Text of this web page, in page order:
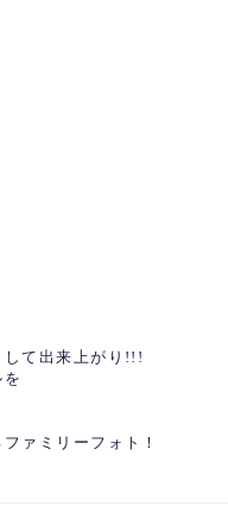
して出来上がり!!!
ァミリーフォト！